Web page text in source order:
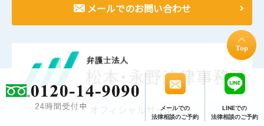
メールでの
法律相談のご予約
LINEでの
法律相談のご予約
メールでのお問い合わせ
オフィシャルサイト